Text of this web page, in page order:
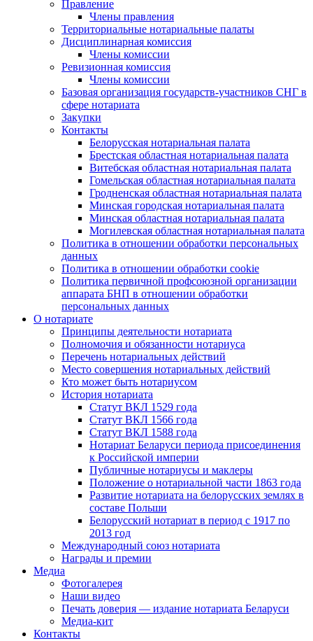
Правление
Члены правления
Территориальные нотариальные палаты
Дисциплинарная комиссия
Члены комиссии
Ревизионная комиссия
Члены комиссии
Базовая организация государств-участников СНГ в
сфере нотариата
Закупки
Контакты
Белорусская нотариальная палата
Брестская областная нотариальная палата
Витебская областная нотариальная палата
Гомельская областная нотариальная палата
Гродненская областная нотариальная палата
Минская городская нотариальная палата
Минская областная нотариальная палата
Могилевская областная нотариальная палата
Политика в отношении обработки персональных
данных
Политика в отношении обработки cookie
Политика первичной профсоюзной организации
аппарата БНП в отношении обработки
персональных данных
О нотариате
Принципы деятельности нотариата
Полномочия и обязанности нотариуса
Перечень нотариальных действий
Место совершения нотариальных действий
Кто может быть нотариусом
История нотариата
Статут ВКЛ 1529 года
Статут ВКЛ 1566 года
Статут ВКЛ 1588 года
Нотариат Беларуси периода присоединения
к Российской империи
Публичные нотариусы и маклеры
Положение о нотариальной части 1863 года
Развитие нотариата на белорусских землях в
составе Польши
Белорусский нотариат в период с 1917 по
2013 год
Международный союз нотариата
Награды и премии
Медиа
Фотогалерея
Наши видео
Печать доверия — издание нотариата Беларуси
Медиа-кит
Контакты